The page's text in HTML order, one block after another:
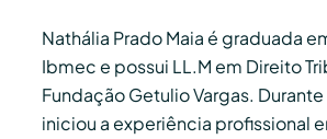
Nathália Prado Maia é graduada
Ibmec e possui LL.M em Direito
Fundação Getulio Vargas.
iniciou a experiência profissional